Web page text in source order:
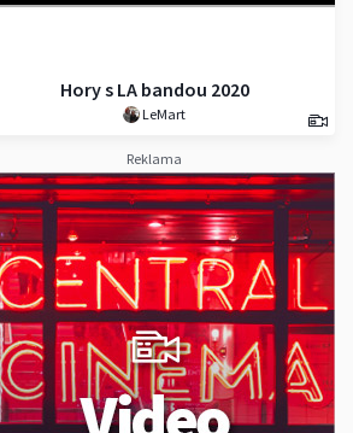
Hory s LA bandou 2020
LeMart
Reklama